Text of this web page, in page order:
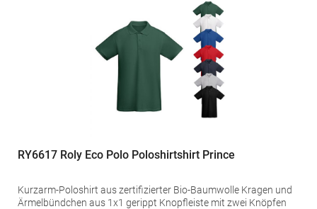
RY6617 Roly Eco Polo Poloshirtshirt Prince
Kurzarm-Poloshirt aus zertifizierter Bio-Baumwolle Kragen und
Ärmelbündchen aus 1x1 gerippt Knopfleiste mit zwei Knöpfen